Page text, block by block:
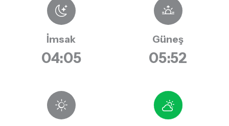
İmsak
04:05
Güneş
05:52